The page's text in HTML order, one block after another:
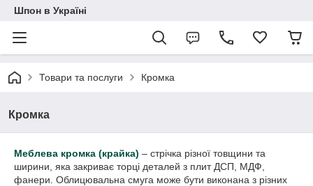
Шпон в Україні
Товари та послуги Кромка
Кромка
Меблева кромка (крайка) – стрічка різної товщини та
ширини, яка закриває торці деталей з плит ДСП, МДФ,
фанери. Облицювальна смуга може бути виконана з різних